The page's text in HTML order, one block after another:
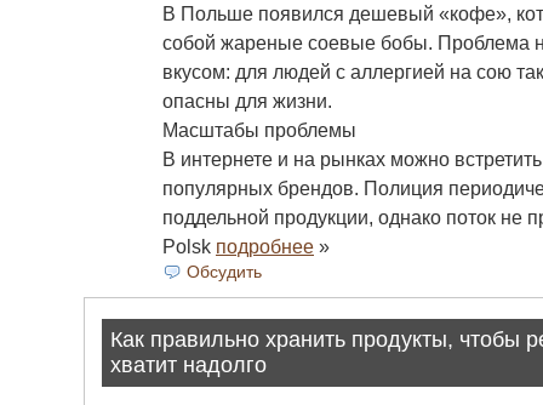
В Польше появился дешевый «кофе»,
собой жареные соевые бобы. Проблема
вкусом: для людей с аллергией на сою
опасны для жизни.
Масштабы проблемы
В интернете и на рынках можно
популярных брендов. Полиция
поддельной продукции, однако поток не
Polsk подробнее »
Обсудить